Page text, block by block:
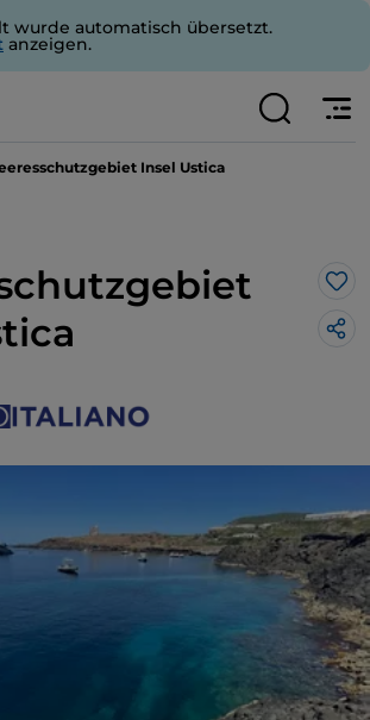
wurde automatisch übersetzt.
anzeigen.
Insel Ustica